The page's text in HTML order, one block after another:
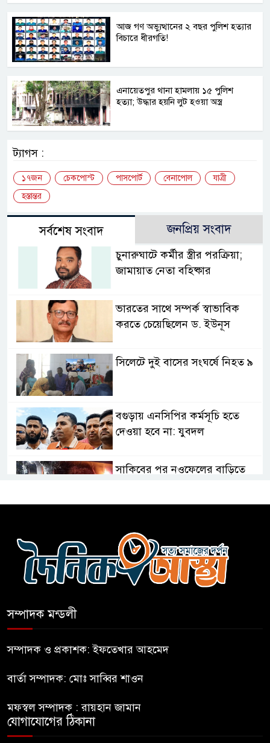
আজ গণ অভ্যুত্থানের ২ বছর পুলিশ হত্যার
বিচারে ধীরগতি!
এনায়েতপুর থানা হামলায় ১৫ পুলিশ
হত্যা; উদ্ধার হয়নি লুট হওয়া অস্ত্র
ট্যাগস :
১৭জন চেকপোস্ট পাসপোর্ট বেনাপোল
যাত্রী
হস্তান্তর
সর্বশেষ সংবাদ জনপ্রিয় সংবাদ
চুনারুঘাটে কর্মীর স্ত্রীর পরক্রিয়া;
জামায়াত নেতা বহিষ্কার
ভারতের সাথে সম্পর্ক স্বাভাবিক
করতে চেয়েছিলেন ড. ইউনূস
সিলেটে দুই বাসের সংঘর্ষে নিহত ৯
বগুড়ায় এনসিপির কর্মসূচি হতে
দেওয়া হবে না: যুবদল
সাকিবের পর নওফেলের বাড়িতে
আহত-১০
বন্যায় পাটগ্রামে সড়ক ভেঙে
চালাচ্ছেন তারেক: কাদের সিদ্দিকী
জুলাই জাদুঘরে টিকিট জালিয়াতি!
সম্পাদক মন্ডলী
সম্পাদক ও প্রকাশক: ইফতেখার আহমেদ
বার্তা সম্পাদক: মোঃ সাব্বির শাওন
মফস্বল সম্পাদক : রায়হান জামান
যোগাযোগের ঠিকানা